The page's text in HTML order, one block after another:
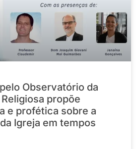
Observatório da
propõe
e profética sobre a
Igreja em tempos